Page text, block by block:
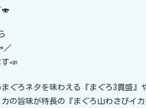
／
📣
ぐろネタを味わえる『まぐろ3貫盛』
の旨味が特長の『まぐろ山わさびイ